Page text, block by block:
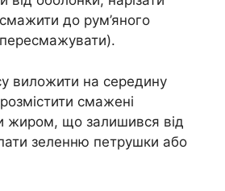
до рум’яного
виложити на середину
смажені
жиром, що залишився від
зеленню петрушки або